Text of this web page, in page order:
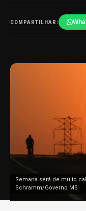
COMPARTILHAR:
Semana será de muito
Schramm/Governo MS